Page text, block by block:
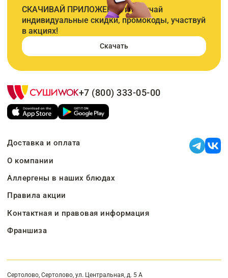
СКАЧИВАЙ ПРИЛОЖЕНИЕ и получай
индивидуальные скидки, промокоды, участвуй
в акциях!
Скачать
+7 (800) 333-05-00
Доставка и оплата
О компании
Аллергены в наших блюдах
Правила акции
Контактная и правовая информация
Франшиза
Сертолово, Сертолово, ул. Центральная, д. 5 А